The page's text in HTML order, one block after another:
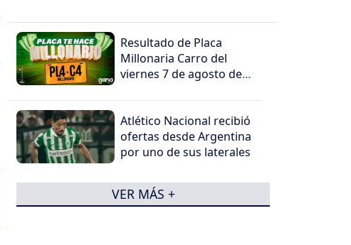
Resultado de Placa
Millonaria Carro del
viernes 7 de agosto de
Atlético Nacional recibió
ofertas desde Argentina
por uno de sus laterales
VER MÁS +